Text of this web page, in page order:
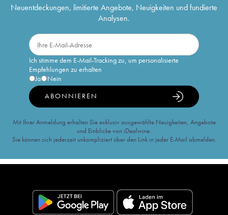
Neuentdeckungen, limitierte Angebote, Neuigkeiten und fundierte
Analysen.
Ich stimme dem E-Mail-Tracking zu, um personalisierte
Empfehlungen zu erhalten
Ja
Nein
ABONNIEREN
Mit Ihrer Anmeldung erhalten Sie exklusiv ausgewählte Neuigkeiten, Angebote
und Einblicke von iDealwine.
Sie können sich jederzeit unkompliziert über den Link in jeder E-Mail abmelden.